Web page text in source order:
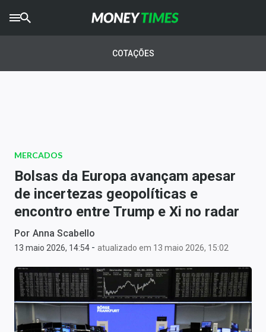
AGROTIMES
Newsletters
Money Trader
Anuncie
Últimas Notícias
Newsletters
Cotações
Comprar ou vender?
COTAÇÕES
MERCADOS
Bolsas da Europa avançam apesar
de incertezas geopolíticas e
encontro entre Trump e Xi no radar
Por Anna Scabello
13 maio 2026, 14:54 - atualizado em 13 maio 2026, 15:02